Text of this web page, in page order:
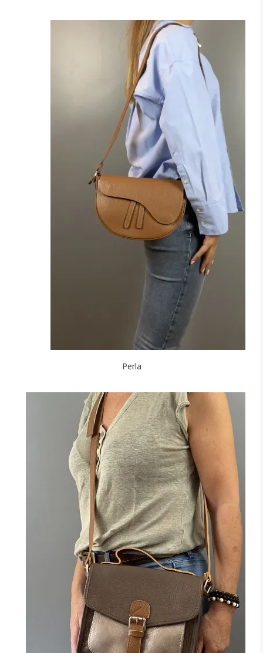
NOIRMARINECAMEL
F
ROUGE
FONCÉ
J'ajoute à mon panier !
NOIRMARINECAMEL
F
ROUGE
J'ajoute à mon panier !
Perla